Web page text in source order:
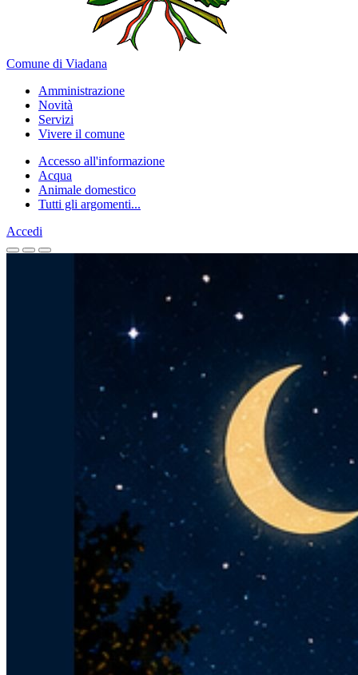
Comune di Viadana
Amministrazione
Novità
Servizi
Vivere il comune
Accesso all'informazione
Acqua
Animale domestico
Tutti gli argomenti...
Accedi
Homepage